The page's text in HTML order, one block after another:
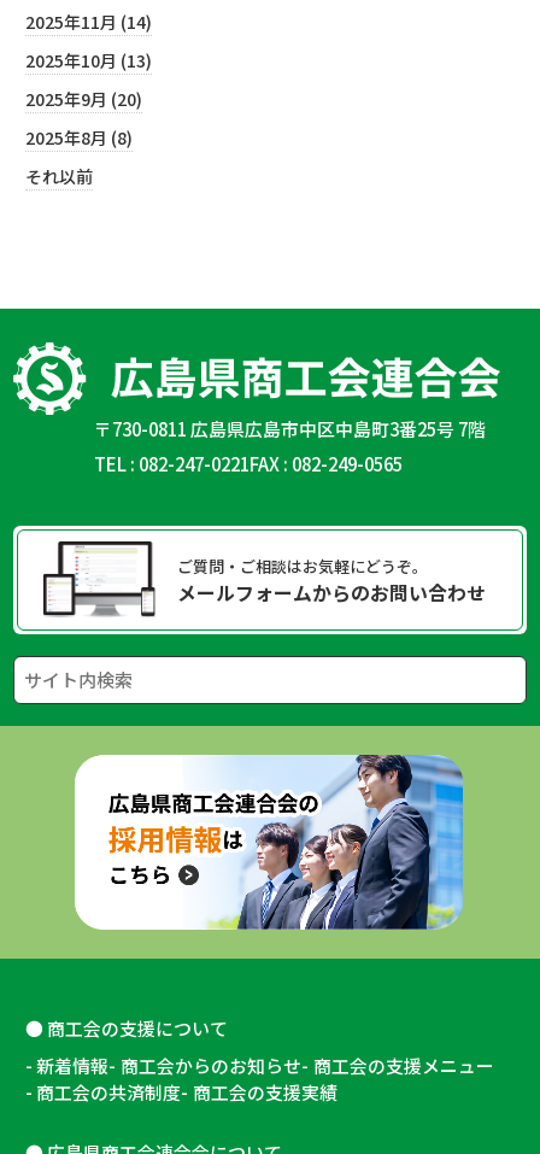
2025年11月 (14)
2025年10月 (13)
2025年9月 (20)
2025年8月 (8)
それ以前
〒730-0811 広島県広島市中区中島町3番25号 7階
TEL : 082-247-0221FAX : 082-249-0565
ご質問・ご相談はお気軽にどうぞ。
メールフォームからのお問い合わせ
商工会の支援について
新着情報 商工会からのお知らせ 商工会の支援メニュー
商工会の共済制度 商工会の支援実績